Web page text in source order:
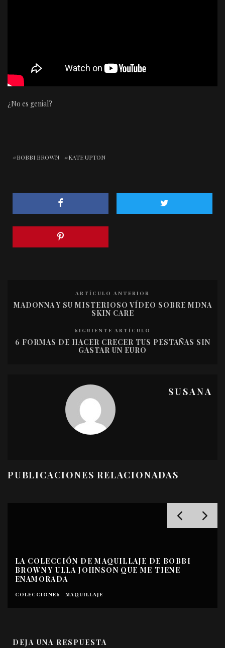
¿No es genial?
BOBBI BROWN KATE UPTON
ARTÍCULO ANTERIOR
MADONNA Y SU MISTERIOSO VÍDEO SOBRE MDNA
SKIN CARE
SIGUIENTE ARTÍCULO
6 FORMAS DE HACER CRECER TUS PESTAÑAS SIN
GASTAR UN EURO
SUSANA
PUBLICACIONES RELACIONADAS
LA COLECCIÓN DE MAQUILLAJE DE BOBBI
BROWN Y ULLA JOHNSON QUE ME TIENE
ENAMORADA
COLECCIONES MAQUILLAJE
DEJA UNA RESPUESTA